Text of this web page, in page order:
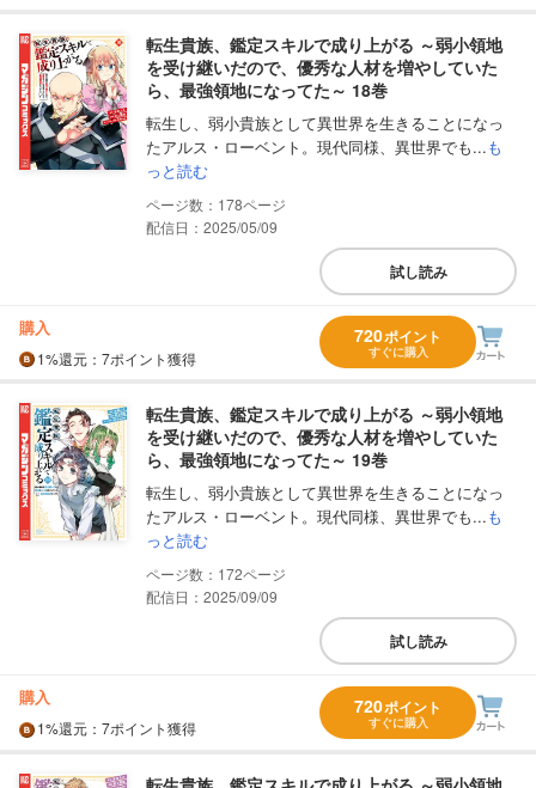
転生貴族、鑑定スキルで成り上がる ～弱小領地
を受け継いだので、優秀な人材を増やしていた
ら、最強領地になってた～ 18巻
転生し、弱小貴族として異世界を生きることになっ
たアルス・ローベント。現代同様、異世界でも...も
っと読む
178
配信日：2025/05/09
試し読み
購入
1%還元 ：7ポイント獲得
720ポイント
すぐに購入
転生貴族、鑑定スキルで成り上がる ～弱小領地
を受け継いだので、優秀な人材を増やしていた
ら、最強領地になってた～ 19巻
転生し、弱小貴族として異世界を生きることになっ
たアルス・ローベント。現代同様、異世界でも...も
っと読む
172
配信日：2025/09/09
試し読み
購入
1%還元 ：7ポイント獲得
720ポイント
すぐに購入